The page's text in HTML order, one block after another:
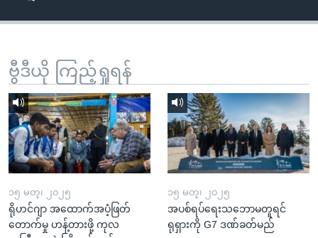
ရှာဖွေ
နေရာ
သို့
ကျော်
ရန်
ဗွီဒီယို ကြည့်ရှုရန်
၁၅ မတ္၊ ၂၀၂၅
ရိုဟင်ဂျာ အထောက်အပံ့ဖြတ်
တောက်မှု ဟန့်တားဖို့ ကုလ
၁၅ မတ္၊ ၂၀၂၅
အပစ်ရပ်ရေးသဘောမတူရင်
ရုရှားကို G7 ဒဏ်ခတ်မည်